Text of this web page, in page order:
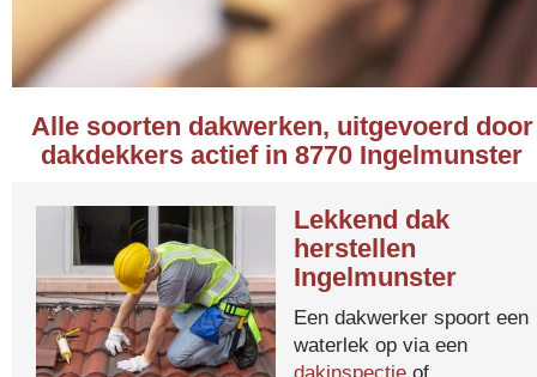
Alle soorten dakwerken, uitgevoerd door
dakdekkers actief in 8770 Ingelmunster
Lekkend dak
herstellen
Ingelmunster
Een dakwerker spoort een
waterlek op via een
dakinspectie of